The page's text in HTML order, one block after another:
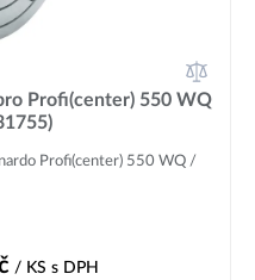
Profi(center) 550 WQ
Profi(center) 550 WQ /
/ KS s DPH